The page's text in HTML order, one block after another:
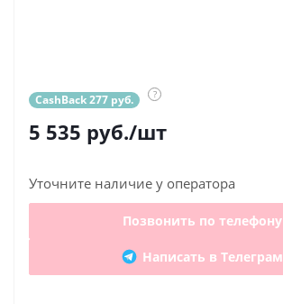
CashBack 277 руб. ?
5 535 руб./шт
Уточните наличие у оператора
Позвонить по телефону
Написать в Телеграм